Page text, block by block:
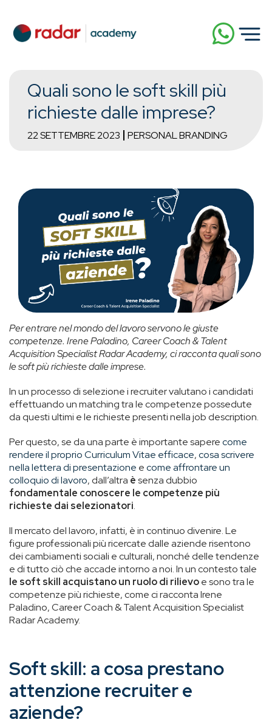
Quali sono le soft skill più
richieste dalle imprese?
22 SETTEMBRE 2023 PERSONAL BRANDING
Per entrare nel mondo del lavoro servono le giuste
competenze. Irene Paladino, Career Coach & Talent
Acquisition Specialist Radar Academy, ci racconta quali sono
le soft più richieste dalle imprese.
In un processo di selezione i recruiter valutano i candidati
effettuando un matching tra le competenze possedute
da questi ultimi e le richieste presenti nella job description.
Per questo, se da una parte è importante saperecome
rendere il proprio Curriculum Vitae efficace,cosa scrivere
nella lettera di presentazione ecome affrontare un
colloquio di lavoro, dall’altra èsenza dubbio
fondamentale conoscere le competenze più
richieste dai selezionatori.
Il mercato del lavoro, infatti, è in continuo divenire. Le
figure professionali più ricercate dalle aziende risentono
dei cambiamenti sociali e culturali, nonché delle tendenze
e di tutto ciò che accade intorno a noi. In un contesto tale
le soft skill acquistano un ruolo di rilievoe sono tra le
competenze più richieste, come ci racconta Irene
Paladino, Career Coach & Talent Acquisition Specialist
Radar Academy.
Soft skill: a cosa prestano
attenzione recruiter e
aziende?